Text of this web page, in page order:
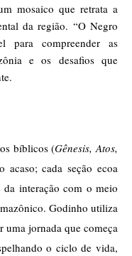
mosaico que retrata a
da região. “O Negro
para compreender as
e os desafios que
bíblicos (Gênesis, Atos,
acaso; cada seção ecoa
da interação com o meio
Godinho utiliza
uma jornada que começa
o ciclo de vida,